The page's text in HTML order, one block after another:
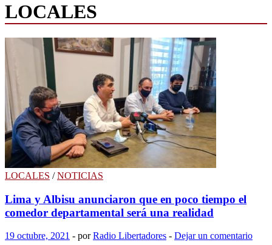
LOCALES
LOCALES /NOTICIAS
Lima y Albisu anunciaron que en poco tiempo el
comedor departamental será una realidad
19 octubre, 2021 - porRadio Libertadores - Dejar un comentario